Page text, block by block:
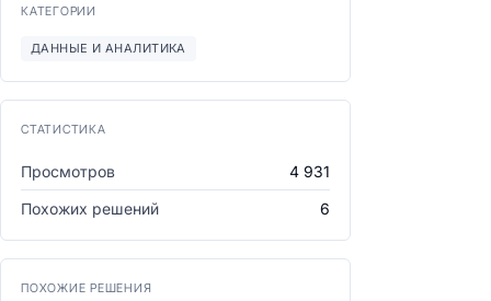
КАТЕГОРИИ
ДАННЫЕ И АНАЛИТИКА
СТАТИСТИКА
Просмотров
4 931
Похожих решений
6
ПОХОЖИЕ РЕШЕНИЯ